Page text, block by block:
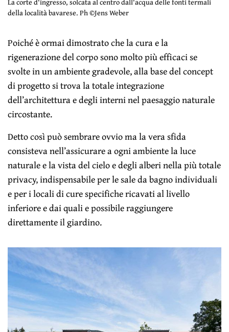
della località bavarese. Ph ©Jens Weber
Poiché è ormai dimostrato che la cura e la
rigenerazione del corpo sono molto più efficaci se
svolte in un ambiente gradevole, alla base del concept
di progetto si trova la totale integrazione
dell’architettura e degli interni nel paesaggio naturale
circostante.
Detto così può sembrare ovvio ma la vera sfida
consisteva nell’assicurare a ogni ambiente la luce
naturale e la vista del cielo e degli alberi nella più totale
privacy, indispensabile per le sale da bagno individuali
e per i locali di cure specifiche ricavati al livello
inferiore e dai quali e possibile raggiungere
direttamente il giardino.